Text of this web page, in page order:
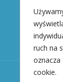
ruch na
oznacza
cookie.